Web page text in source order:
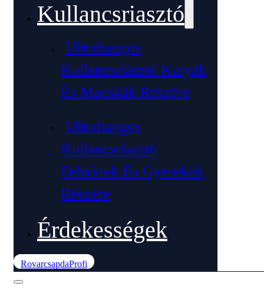
Kullancsriasztó
Ultrahangos
Kullancsriasztó Kutyák
És Macskák Részére
Ultrahangos
Kullancsriasztó
Felnőttek És Gyerekek
Részére
Érdekességek
RovarcsapdaProfi